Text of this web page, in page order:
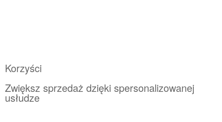
Korzyści
Zwiększ sprzedaż dzięki spersonalizowanej
usłudze